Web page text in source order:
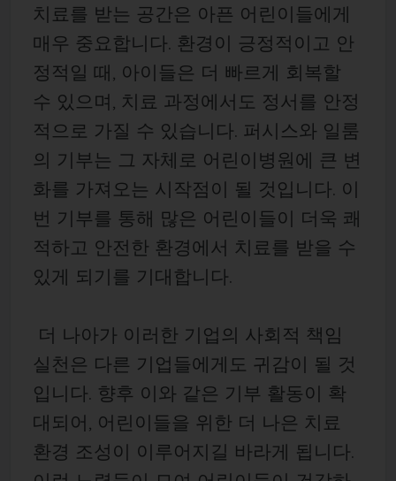
치료를 받는 공간은 아픈 어린이들에게
매우 중요합니다. 환경이 긍정적이고 안
정적일 때, 아이들은 더 빠르게 회복할
수 있으며, 치료 과정에서도 정서를 안정
적으로 가질 수 있습니다. 퍼시스와 일룸
의 기부는 그 자체로 어린이병원에 큰 변
화를 가져오는 시작점이 될 것입니다. 이
번 기부를 통해 많은 어린이들이 더욱 쾌
적하고 안전한 환경에서 치료를 받을 수
있게 되기를 기대합니다.
더 나아가 이러한 기업의 사회적 책임
실천은 다른 기업들에게도 귀감이 될 것
입니다. 향후 이와 같은 기부 활동이 확
대되어, 어린이들을 위한 더 나은 치료
환경 조성이 이루어지길 바라게 됩니다.